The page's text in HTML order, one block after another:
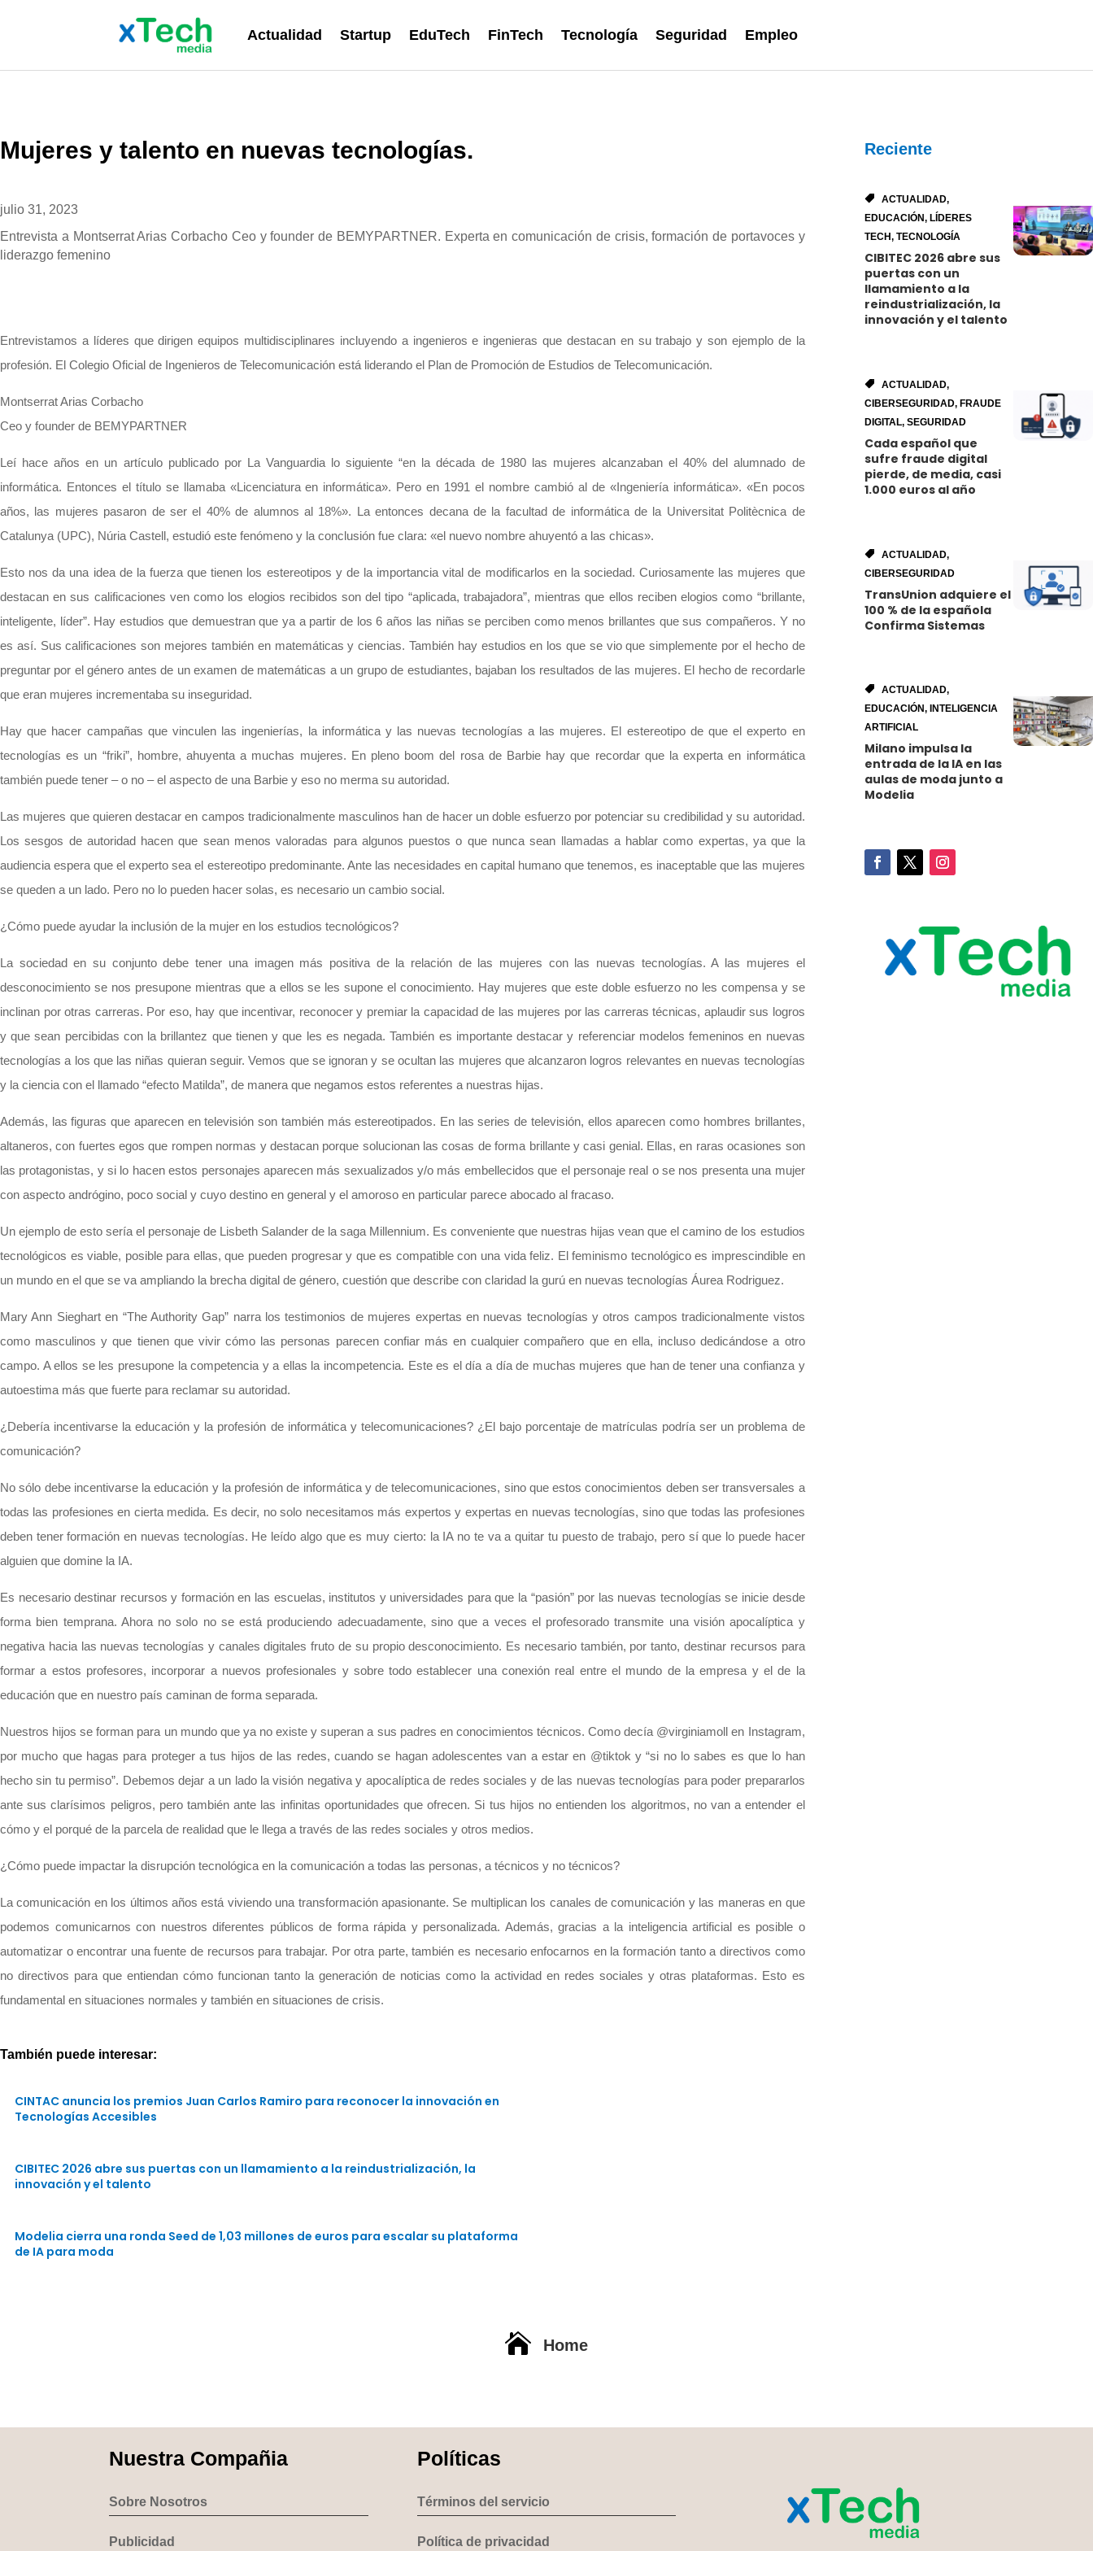
Actualidad Startup EduTech FinTech Tecnología Seguridad Empleo
Mujeres y talento en nuevas tecnologías.
julio 31, 2023
Entrevista a Montserrat Arias Corbacho Ceo y founder de BEMYPARTNER. Experta en comunicación de crisis, formación de portavoces y
liderazgo femenino
Entrevistamos a líderes que dirigen equipos multidisciplinares incluyendo a ingenieros e ingenieras que destacan en su trabajo y son ejemplo de la
profesión. El Colegio Oficial de Ingenieros de Telecomunicación está liderando el Plan de Promoción de Estudios de Telecomunicación.
Montserrat Arias Corbacho
Ceo y founder de BEMYPARTNER
Leí hace años en un artículo publicado por La Vanguardia lo siguiente “en la década de 1980 las mujeres alcanzaban el 40% del alumnado de
informática. Entonces el título se llamaba «Licenciatura en informática». Pero en 1991 el nombre cambió al de «Ingeniería informática». «En pocos
años, las mujeres pasaron de ser el 40% de alumnos al 18%». La entonces decana de la facultad de informática de la Universitat Politècnica de
Catalunya (UPC), Núria Castell, estudió este fenómeno y la conclusión fue clara: «el nuevo nombre ahuyentó a las chicas».
Esto nos da una idea de la fuerza que tienen los estereotipos y de la importancia vital de modificarlos en la sociedad. Curiosamente las mujeres que
destacan en sus calificaciones ven como los elogios recibidos son del tipo “aplicada, trabajadora”, mientras que ellos reciben elogios como “brillante,
inteligente, líder”. Hay estudios que demuestran que ya a partir de los 6 años las niñas se perciben como menos brillantes que sus compañeros. Y no
es así. Sus calificaciones son mejores también en matemáticas y ciencias. También hay estudios en los que se vio que simplemente por el hecho de
preguntar por el género antes de un examen de matemáticas a un grupo de estudiantes, bajaban los resultados de las mujeres. El hecho de recordarle
que eran mujeres incrementaba su inseguridad.
Hay que hacer campañas que vinculen las ingenierías, la informática y las nuevas tecnologías a las mujeres. El estereotipo de que el experto en
tecnologías es un “friki”, hombre, ahuyenta a muchas mujeres. En pleno boom del rosa de Barbie hay que recordar que la experta en informática
también puede tener – o no – el aspecto de una Barbie y eso no merma su autoridad.
Las mujeres que quieren destacar en campos tradicionalmente masculinos han de hacer un doble esfuerzo por potenciar su credibilidad y su autoridad.
Los sesgos de autoridad hacen que sean menos valoradas para algunos puestos o que nunca sean llamadas a hablar como expertas, ya que la
audiencia espera que el experto sea el estereotipo predominante. Ante las necesidades en capital humano que tenemos, es inaceptable que las mujeres
se queden a un lado. Pero no lo pueden hacer solas, es necesario un cambio social.
¿Cómo puede ayudar la inclusión de la mujer en los estudios tecnológicos?
La sociedad en su conjunto debe tener una imagen más positiva de la relación de las mujeres con las nuevas tecnologías. A las mujeres el
desconocimiento se nos presupone mientras que a ellos se les supone el conocimiento. Hay mujeres que este doble esfuerzo no les compensa y se
inclinan por otras carreras. Por eso, hay que incentivar, reconocer y premiar la capacidad de las mujeres por las carreras técnicas, aplaudir sus logros
y que sean percibidas con la brillantez que tienen y que les es negada. También es importante destacar y referenciar modelos femeninos en nuevas
tecnologías a los que las niñas quieran seguir. Vemos que se ignoran y se ocultan las mujeres que alcanzaron logros relevantes en nuevas tecnologías
y la ciencia con el llamado “efecto Matilda”, de manera que negamos estos referentes a nuestras hijas.
Además, las figuras que aparecen en televisión son también más estereotipados. En las series de televisión, ellos aparecen como hombres brillantes,
altaneros, con fuertes egos que rompen normas y destacan porque solucionan las cosas de forma brillante y casi genial. Ellas, en raras ocasiones son
las protagonistas, y si lo hacen estos personajes aparecen más sexualizados y/o más embellecidos que el personaje real o se nos presenta una mujer
con aspecto andrógino, poco social y cuyo destino en general y el amoroso en particular parece abocado al fracaso.
Un ejemplo de esto sería el personaje de Lisbeth Salander de la saga Millennium. Es conveniente que nuestras hijas vean que el camino de los estudios
tecnológicos es viable, posible para ellas, que pueden progresar y que es compatible con una vida feliz. El feminismo tecnológico es imprescindible en
un mundo en el que se va ampliando la brecha digital de género, cuestión que describe con claridad la gurú en nuevas tecnologías Áurea Rodriguez.
Mary Ann Sieghart en “The Authority Gap” narra los testimonios de mujeres expertas en nuevas tecnologías y otros campos tradicionalmente vistos
como masculinos y que tienen que vivir cómo las personas parecen confiar más en cualquier compañero que en ella, incluso dedicándose a otro
campo. A ellos se les presupone la competencia y a ellas la incompetencia. Este es el día a día de muchas mujeres que han de tener una confianza y
autoestima más que fuerte para reclamar su autoridad.
¿Debería incentivarse la educación y la profesión de informática y telecomunicaciones? ¿El bajo porcentaje de matrículas podría ser un problema de
comunicación?
No sólo debe incentivarse la educación y la profesión de informática y de telecomunicaciones, sino que estos conocimientos deben ser transversales a
todas las profesiones en cierta medida. Es decir, no solo necesitamos más expertos y expertas en nuevas tecnologías, sino que todas las profesiones
deben tener formación en nuevas tecnologías. He leído algo que es muy cierto: la IA no te va a quitar tu puesto de trabajo, pero sí que lo puede hacer
alguien que domine la IA.
Es necesario destinar recursos y formación en las escuelas, institutos y universidades para que la “pasión” por las nuevas tecnologías se inicie desde
forma bien temprana. Ahora no solo no se está produciendo adecuadamente, sino que a veces el profesorado transmite una visión apocalíptica y
negativa hacia las nuevas tecnologías y canales digitales fruto de su propio desconocimiento. Es necesario también, por tanto, destinar recursos para
formar a estos profesores, incorporar a nuevos profesionales y sobre todo establecer una conexión real entre el mundo de la empresa y el de la
educación que en nuestro país caminan de forma separada.
Nuestros hijos se forman para un mundo que ya no existe y superan a sus padres en conocimientos técnicos. Como decía @virginiamoll en Instagram,
por mucho que hagas para proteger a tus hijos de las redes, cuando se hagan adolescentes van a estar en @tiktok y “si no lo sabes es que lo han
hecho sin tu permiso”. Debemos dejar a un lado la visión negativa y apocalíptica de redes sociales y de las nuevas tecnologías para poder prepararlos
ante sus clarísimos peligros, pero también ante las infinitas oportunidades que ofrecen. Si tus hijos no entienden los algoritmos, no van a entender el
cómo y el porqué de la parcela de realidad que le llega a través de las redes sociales y otros medios.
¿Cómo puede impactar la disrupción tecnológica en la comunicación a todas las personas, a técnicos y no técnicos?
La comunicación en los últimos años está viviendo una transformación apasionante. Se multiplican los canales de comunicación y las maneras en que
podemos comunicarnos con nuestros diferentes públicos de forma rápida y personalizada. Además, gracias a la inteligencia artificial es posible o
automatizar o encontrar una fuente de recursos para trabajar. Por otra parte, también es necesario enfocarnos en la formación tanto a directivos como
no directivos para que entiendan cómo funcionan tanto la generación de noticias como la actividad en redes sociales y otras plataformas. Esto es
fundamental en situaciones normales y también en situaciones de crisis.
También puede interesar:
CINTAC anuncia los premios Juan Carlos Ramiro para reconocer la innovación en
Tecnologías Accesibles
CIBITEC 2026 abre sus puertas con un llamamiento a la reindustrialización, la
innovación y el talento
Modelia cierra una ronda Seed de 1,03 millones de euros para escalar su plataforma
de IA para moda
Reciente
ACTUALIDAD,
EDUCACIÓN, LÍDERES
TECH,TECNOLOGÍA
CIBITEC 2026 abre sus
puertas con un
llamamiento a la
reindustrialización, la
innovación y el talento
ACTUALIDAD,
CIBERSEGURIDAD, FRAUDE
DIGITAL,SEGURIDAD
Cada español que
sufre fraude digital
pierde, de media, casi
1.000 euros al año
ACTUALIDAD,
CIBERSEGURIDAD
TransUnion adquiere el
100 % de la española
Confirma Sistemas
ACTUALIDAD,
EDUCACIÓN, INTELIGENCIA
ARTIFICIAL
Milano impulsa la
entrada de la IA en las
aulas de moda junto a
Modelia
 Home
Nuestra Compañia
Sobre Nosotros
Publicidad
Políticas
Términos del servicio
Política de privacidad